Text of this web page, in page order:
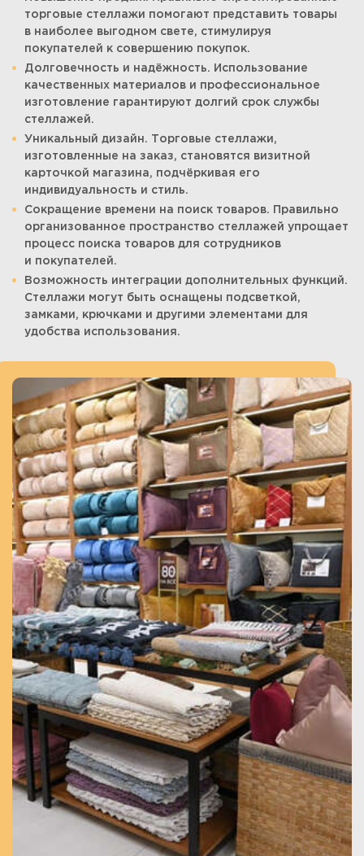
торговые стеллажи помогают представить товары
в наиболее выгодном свете, стимулируя
покупателей к совершению покупок.
Долговечность и надёжность. Использование
качественных материалов и профессиональное
изготовление гарантируют долгий срок службы
стеллажей.
Уникальный дизайн. Торговые стеллажи,
изготовленные на заказ, становятся визитной
карточкой магазина, подчёркивая его
индивидуальность и стиль.
Сокращение времени на поиск товаров. Правильно
организованное пространство стеллажей упрощает
процесс поиска товаров для сотрудников
и покупателей.
Возможность интеграции дополнительных функций.
Стеллажи могут быть оснащены подсветкой,
замками, крючками и другими элементами для
удобства использования.